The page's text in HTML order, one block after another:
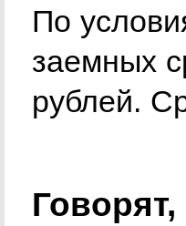
По
заемных
рублей.